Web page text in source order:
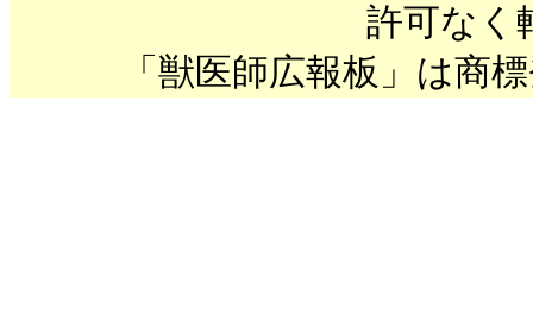
許可なく
「獣医師広報板」は商